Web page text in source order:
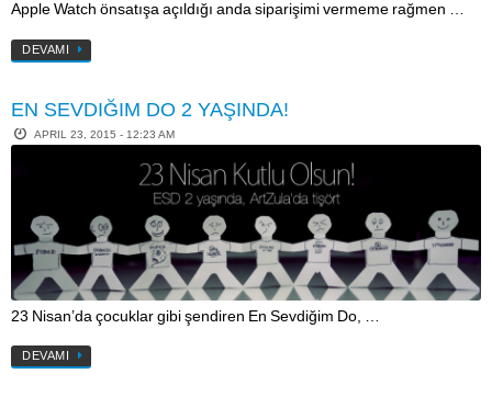
Apple Watch önsatışa açıldığı anda siparişimi vermeme rağmen …
DEVAMI
EN SEVDIĞIM DO 2 YAŞINDA!
APRIL 23, 2015 - 12:23 AM
23 Nisan’da çocuklar gibi şendiren En Sevdiğim Do, …
DEVAMI